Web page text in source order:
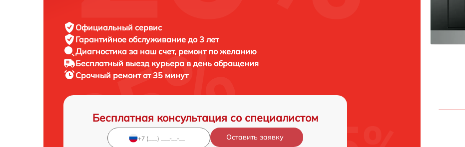
Официальный сервис
Гарантийное обслуживание до 3 лет
Диагностика за наш счет, ремонт по желанию
Бесплатный выезд курьера в день обращения
Срочный ремонтот 35 минут
Бесплатная консультация со специалистом
Оставить заявку